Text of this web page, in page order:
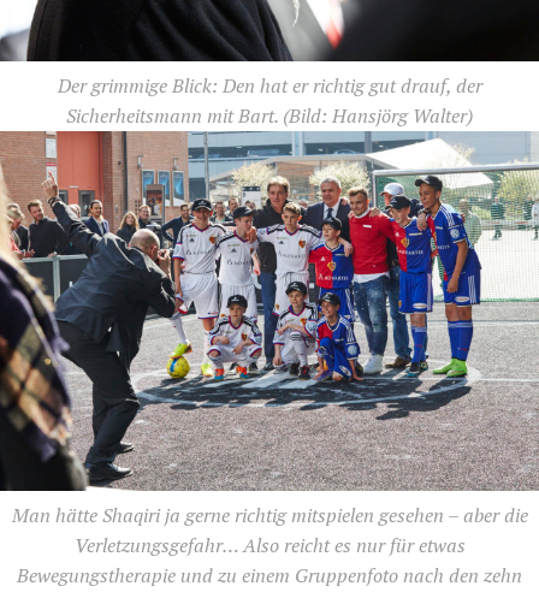
Der grimmige Blick: Den hat er richtig gut drauf, der
Sicherheitsmann mit Bart. (Bild: Hansjörg Walter)
Man hätte Shaqiri ja gerne richtig mitspielen gesehen – aber die
Verletzungsgefahr… Also reicht es nur für etwas
Bewegungstherapie und zu einem Gruppenfoto nach den zehn